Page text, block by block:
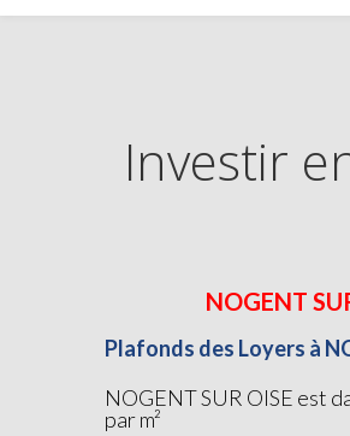
Investir
NOGENT
Plafonds des Loyers à
NOGENT SUR OISE est
par m²